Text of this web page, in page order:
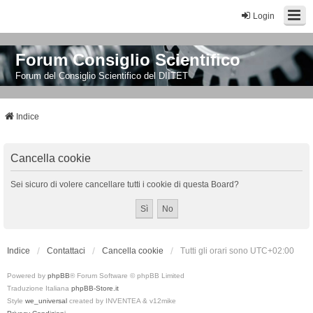
Login
Forum Consiglio Scientifico
Forum del Consiglio Scientifico del DIITET
Indice
Cancella cookie
Sei sicuro di volere cancellare tutti i cookie di questa Board?
Indice Contattaci Cancella cookie Tutti gli orari sono UTC+02:00
Powered by phpBB® Forum Software © phpBB Limited
Traduzione Italiana phpBB-Store.it
Style we_universal created by INVENTEA & v12mike